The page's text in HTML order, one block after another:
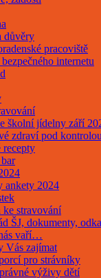
důvěry
pracoviště
internetu
školní jídelny září
zdraví pod kontrolou
recepty
ankety 2024
ke stravování
ŠJ, dokumenty,
vaří…
Vás zajímat
pro strávníky
výživy dětí